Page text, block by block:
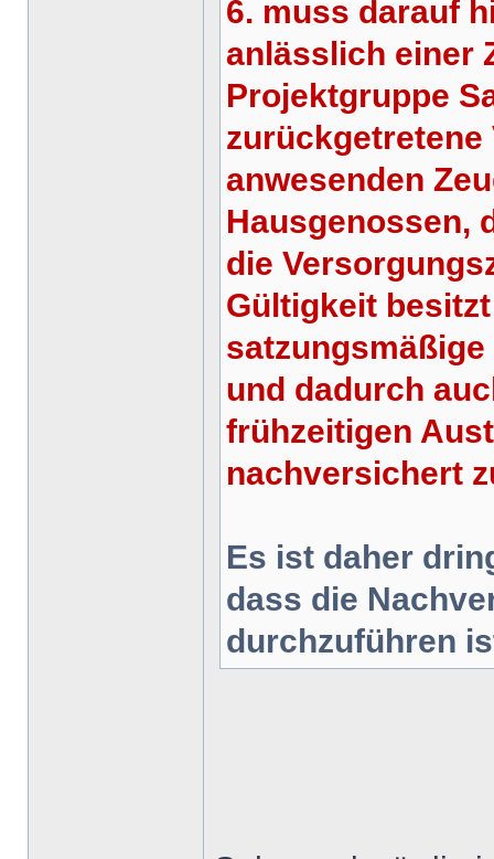
6. muss darauf
anlässlich einer
Projektgruppe
zurückgetretene
anwesenden
Hausgenossen,
die
Gültigkeit
und dadurch
frühzeitigen
nachversichert
Es ist daher
dass die
durchzuführen